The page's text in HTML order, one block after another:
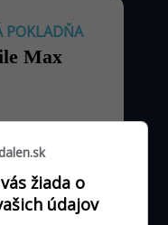
Max
žiada o
údajov